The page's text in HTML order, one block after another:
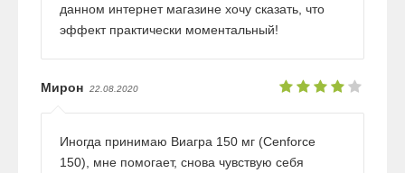
данном интернет магазине хочу сказать, что
эффект практически моментальный!
Мирон 22.08.2020
Иногда принимаю Виагра 150 мг (Cenforce
150), мне помогает, снова чувствую себя